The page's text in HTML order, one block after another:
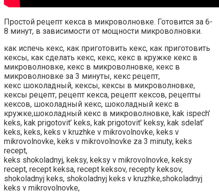
Простой рецепт кекса в микроволновке. Готовится за 6-
8 минут, в зависимости от мощности микроволновки.
как испечь кекс, как приготовить кекс, как приготовить
кексы, как сделать кекс, кекс, кекс в кружке кекс в
микроволновке, кекс в микроволновке, кекс в
микроволновке за 3 минуты, кекс рецепт,
кекс шоколадный, кексы, кексы в микроволновке,
кексы рецепт, рецепт кекса, рецепт кексов, рецепты
кексов, шоколадный кекс, шоколадный кекс в
кружке,шоколадный кекс в микроволновке, kak ispech’
keks, kak prigotovit’ keks, kak prigotovit’ keksy, kak sdelat’
keks, keks, keks v kruzhke v mikrovolnovke, keks v
mikrovolnovke, keks v mikrovolnovke za 3 minuty, keks
recept,
keks shokoladnyj, keksy, keksy v mikrovolnovke, keksy
recept, recept keksa, recept keksov, recepty keksov,
shokoladnyj keks, shokoladnyj keks v kruzhke,shokoladnyj
keks v mikrovolnovke,